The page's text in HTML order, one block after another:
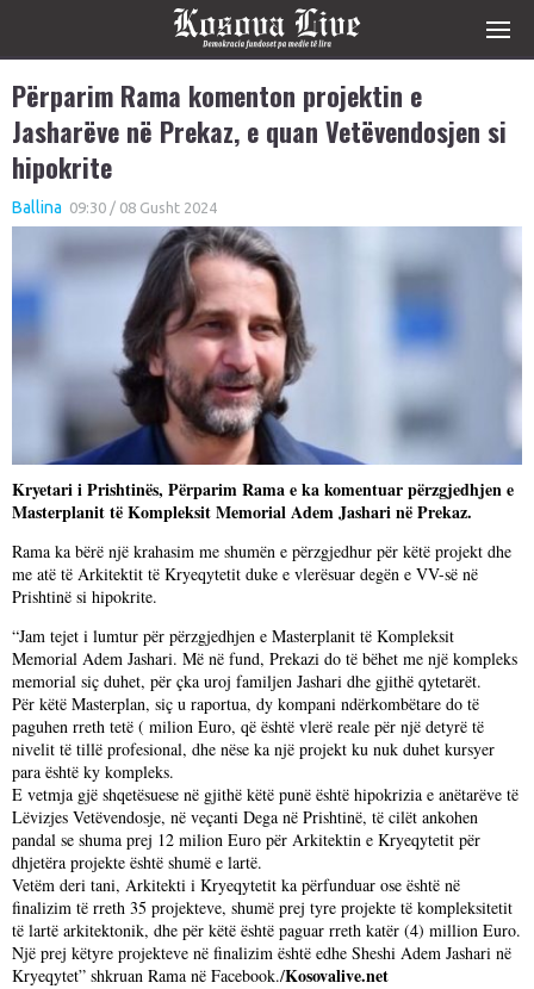
Përparim Rama komenton projektin e
Jasharëve në Prekaz, e quan Vetëvendosjen si
hipokrite
Ballina 09:30 / 08 Gusht 2024
Kryetari i Prishtinës, Përparim Rama e ka komentuar përzgjedhjen e
Masterplanit të Kompleksit Memorial Adem Jashari në Prekaz.
Rama ka bërë një krahasim me shumën e përzgjedhur për këtë projekt dhe
me atë të Arkitektit të Kryeqytetit duke e vlerësuar degën e VV-së në
Prishtinë si hipokrite.
“Jam tejet i lumtur për përzgjedhjen e Masterplanit të Kompleksit
Memorial Adem Jashari. Më në fund, Prekazi do të bëhet me një kompleks
memorial siç duhet, për çka uroj familjen Jashari dhe gjithë qytetarët.
Për këtë Masterplan, siç u raportua, dy kompani ndërkombëtare do të
paguhen rreth tetë ( milion Euro, që është vlerë reale për një detyrë të
nivelit të tillë profesional, dhe nëse ka një projekt ku nuk duhet kursyer
para është ky kompleks.
E vetmja gjë shqetësuese në gjithë këtë punë është hipokrizia e anëtarëve të
Lëvizjes Vetëvendosje, në veçanti Dega në Prishtinë, të cilët ankohen
pandal se shuma prej 12 milion Euro për Arkitektin e Kryeqytetit për
dhjetëra projekte është shumë e lartë.
Vetëm deri tani, Arkitekti i Kryeqytetit ka përfunduar ose është në
finalizim të rreth 35 projekteve, shumë prej tyre projekte të kompleksitetit
të lartë arkitektonik, dhe për këtë është paguar rreth katër (4) million Euro.
Një prej këtyre projekteve në finalizim është edhe Sheshi Adem Jashari në
Kryeqytet” shkruan Rama në Facebook./Kosovalive.net